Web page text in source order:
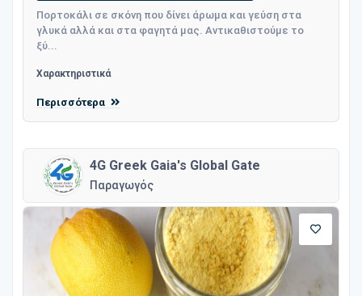
Πορτοκάλι σε σκόνη που δίνει άρωμα και γεύση στα
γλυκά αλλά και στα φαγητά μας. Αντικαθιστούμε το
ξύ...
Χαρακτηριστικά
Περισσότερα
4G Greek Gaia's Global Gate
Παραγωγός